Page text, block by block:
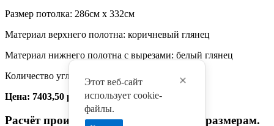
Этот веб-сайт
использует cookie-
файлы.
Размер потолка: 286см x 332см
Материал верхнего полотна: коричневый глянец
Материал нижнего полотна с вырезами: белый глянец
Количество углов: 4
Цена: 7403,50 руб.
Расчёт произведён по произвольным размерам.